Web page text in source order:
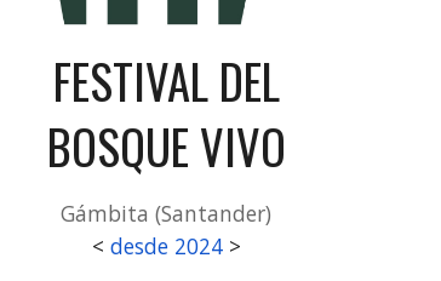
FESTIVAL DEL
BOSQUE VIVO
Gámbita (Santander)
< desde 2024>